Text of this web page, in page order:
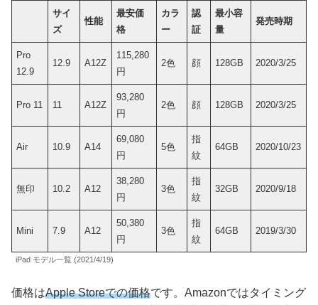
サイ
ズ
性能
最安価
格
カラ
ー
認
証
最小容
量
発売時期
Pro
12.9
12.9 A12Z
115,280
円
2色 顔 128GB 2020/3/25
Pro 11 11 A12Z
93,280
円
2色 顔 128GB 2020/3/25
Air 10.9 A14
69,080
円
5色
指
紋
64GB 2020/10/23
無印 10.2 A12
38,280
円
3色
指
紋
32GB 2020/9/18
Mini 7.9 A12
50,380
円
3色
指
紋
64GB 2019/3/30
iPad モデル一覧 (2021/4/19)
価格はApple Storeでの価格です。Amazonではタイミング